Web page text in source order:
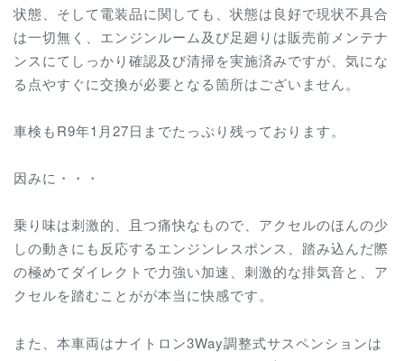
状態、そして電装品に関しても、状態は良好で現状不具合
は一切無く、エンジンルーム及び足廻りは販売前メンテナ
ンスにてしっかり確認及び清掃を実施済みですが、気にな
る点やすぐに交換が必要となる箇所はございません。
車検もR9年1月27日までたっぷり残っております。
因みに・・・
乗り味は刺激的、且つ痛快なもので、アクセルのほんの少
しの動きにも反応するエンジンレスポンス、踏み込んだ際
の極めてダイレクトで力強い加速、刺激的な排気音と、ア
クセルを踏むことがが本当に快感です。
また、本車両はナイトロン3Way調整式サスペンションは